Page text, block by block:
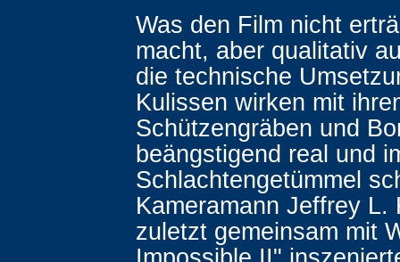
Was den Film nicht
macht, aber qualitativ
die technische
Kulissen wirken mit
Schützengräben und
beängstigend real und
Schlachtengetümmel
Kameramann Jeffrey L.
zuletzt gemeinsam mit